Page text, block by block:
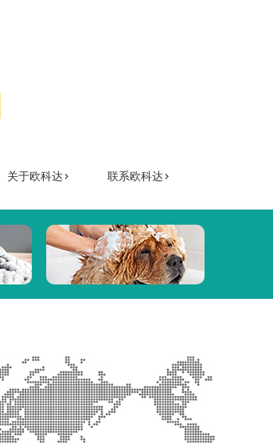
关于欧科达 联系欧科达